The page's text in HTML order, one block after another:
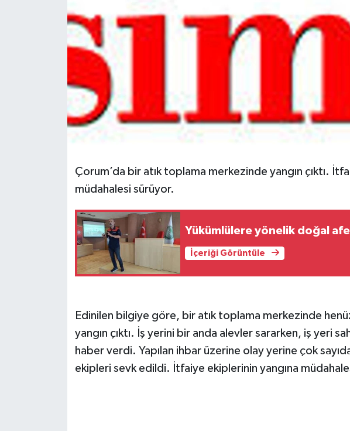
Çorum’da bir atık toplama merkezinde yangın çıktı.
müdahalesi sürüyor.
Yükümlülere yönelik doğal
İçeriği Görüntüle
Edinilen bilgiye göre, bir atık toplama merkezinde
yangın çıktı. İş yerini bir anda alevler sararken, iş yeri
haber verdi. Yapılan ihbar üzerine olay yerine çok
ekipleri sevk edildi. İtfaiye ekiplerinin yangına
Teknoloji
Tokat Haberleri